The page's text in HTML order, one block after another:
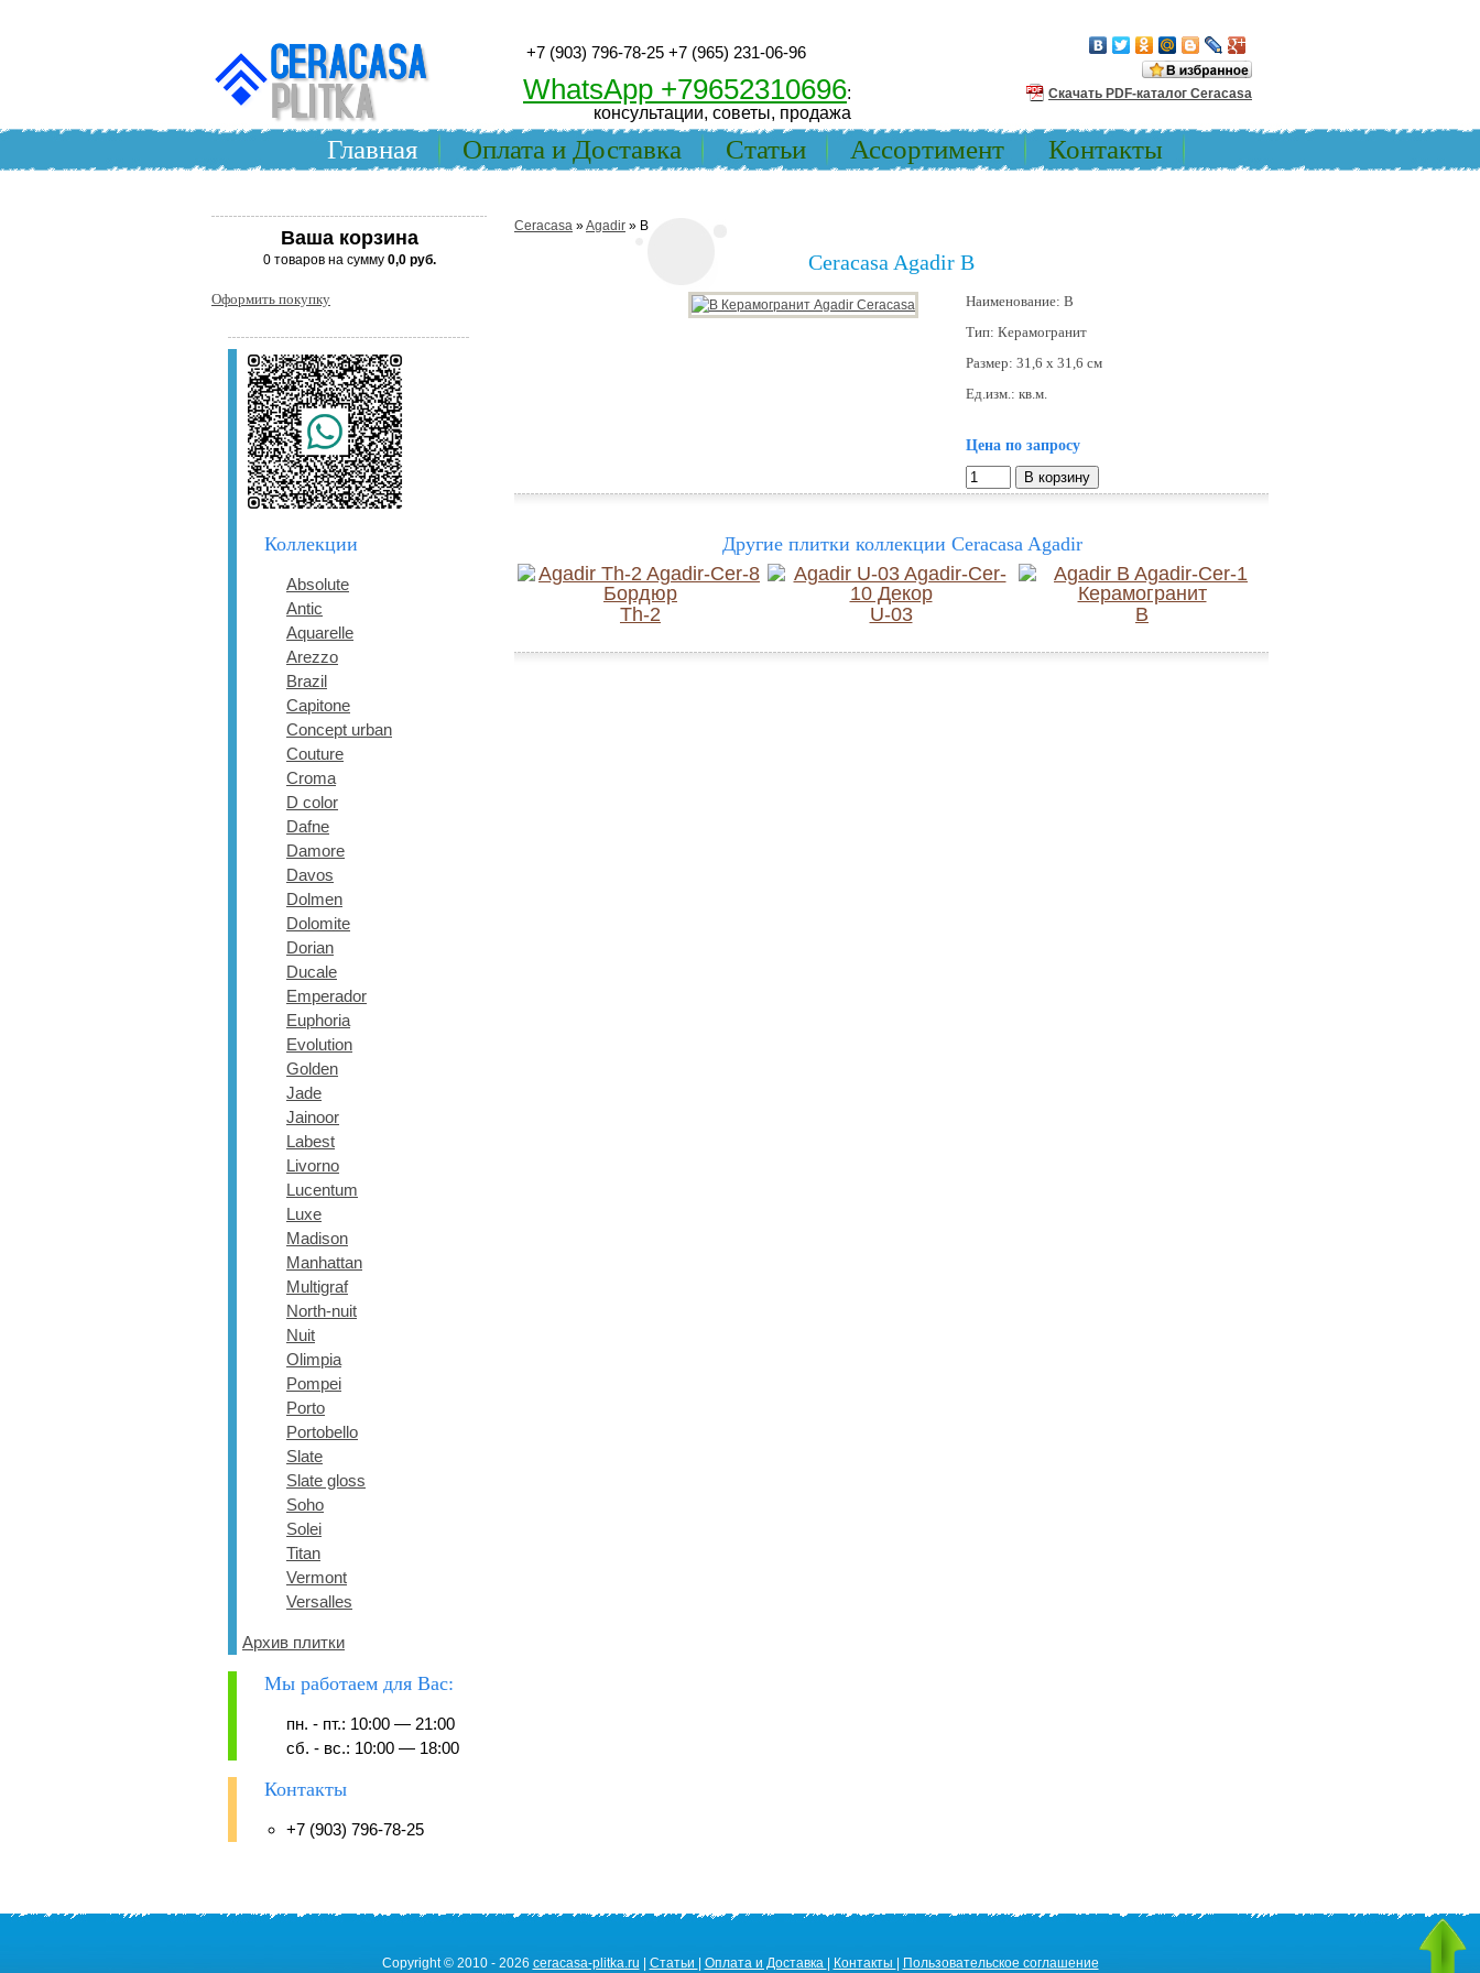
+7 (903) 796-78-25 +7 (965) 231-06-96
WhatsApp +79652310696:
консультации, советы, продажа
Скачать PDF-каталог Ceracasa
Главная Оплата и Доставка Статьи Ассортимент Контакты
Ваша корзина
0 товаров на сумму 0,0 руб.
Оформить покупку
Коллекции
Absolute
Antic
Aquarelle
Arezzo
Brazil
Capitone
Concept urban
Couture
Croma
D color
Dafne
Damore
Davos
Dolmen
Dolomite
Dorian
Ducale
Emperador
Euphoria
Evolution
Golden
Jade
Jainoor
Labest
Livorno
Lucentum
Luxe
Madison
Manhattan
Multigraf
North-nuit
Nuit
Olimpia
Pompei
Porto
Portobello
Slate
Slate gloss
Soho
Solei
Titan
Vermont
Versalles
Архив плитки
Мы работаем для Вас:
пн. - пт.: 10:00 — 21:00
сб. - вс.: 10:00 — 18:00
Контакты
+7 (903) 796-78-25
Ceracasa »Agadir » B
Ceracasa Agadir B
Наименование: B
Тип: Керамогранит
Размер: 31,6 x 31,6 см
Ед.изм.: кв.м.
Цена по запросу
Другие плитки коллекции Ceracasa Agadir
Th-2 U-03 B
Copyright © 2010 - 2026 ceracasa-plitka.ru Статьи Оплата и Доставка Контакты Пользовательское соглашение